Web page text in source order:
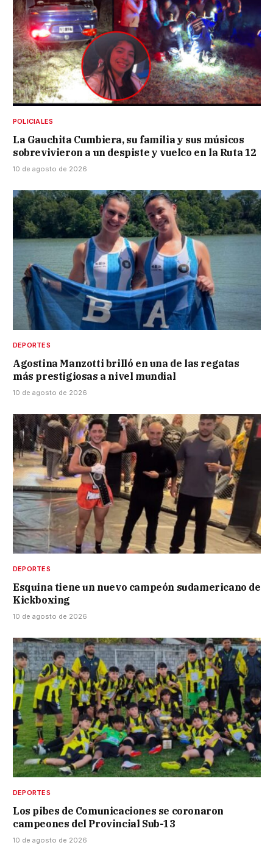
POLICIALES
La Gauchita Cumbiera, su familia y sus músicos
sobrevivieron a un despiste y vuelco en la Ruta 12
10 de agosto de 2026
DEPORTES
Agostina Manzotti brilló en una de las regatas
más prestigiosas a nivel mundial
10 de agosto de 2026
DEPORTES
Esquina tiene un nuevo campeón sudamericano de
Kickboxing
10 de agosto de 2026
DEPORTES
Los pibes de Comunicaciones se coronaron
campeones del Provincial Sub-13
10 de agosto de 2026